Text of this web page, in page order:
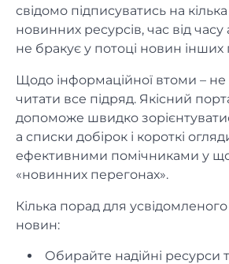
свідомо підписуватись на
новинних ресурсів, час від часу
не бракує у потоці новин інших
Щодо інформаційної втоми – не
читати все підряд. Якісний
допоможе швидко
а списки добірок і короткі
ефективними помічниками у
«новинних перегонах».
Кілька порад для
новин:
Обирайте надійні ресурси